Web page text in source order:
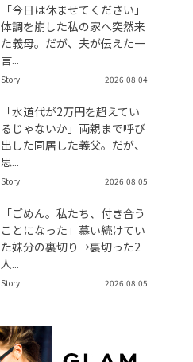
「今日は休ませてください」
体調を崩した私の家へ突然来
た義母。だが、夫が伝えた一
言...
Story 2026.08.04
「水道代が2万円を超えてい
るじゃないか」両親まで呼び
出した同居した義父。だが、
思...
Story 2026.08.05
「ごめん。私たち、付き合う
ことになった」慕い続けてい
た妹分の裏切り→裏切った2
人...
Story 2026.08.05